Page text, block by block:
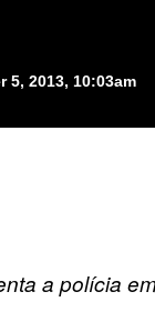
5, 2013, 10:03am
a polícia